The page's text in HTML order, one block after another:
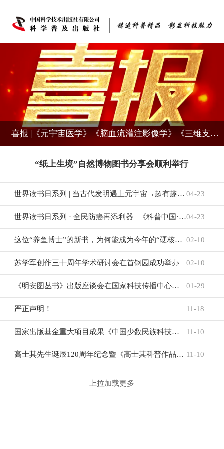
喜报 |《元宇宙医学》《脑血流灌注影像学》《三维支气管解剖影像图谱》入选2024年度国家科学技术学术著作出版基金资助项目
世界读书日系列 | 当古代发明遇上元宇宙→超有趣的中国“酷”发明展厅你确定不来？ 04-23
世界读书日系列 · 全民防癌再添利器 | 《科普中国·肿瘤防控科普丛书》重磅亮相2025中国抗癌协会整合科普大会04-23
这位“养鱼博士”的新书，为何能成为今年的“硬核年货”？ 02-10
苏学军创作三十周年学术研讨会在首钢园成功举办 02-10
《明安图丛书》出版座谈会在国家科技传播中心召开 01-29
严正声明！ 11-18
国家出版基金重大项目成果《中国少数民族科技与文明》丛书在广西隆重发布 11-10
高士其先生诞辰120周年纪念暨《高士其科普作品精选》新书发布会在北京中国科学技术馆举行 11-10